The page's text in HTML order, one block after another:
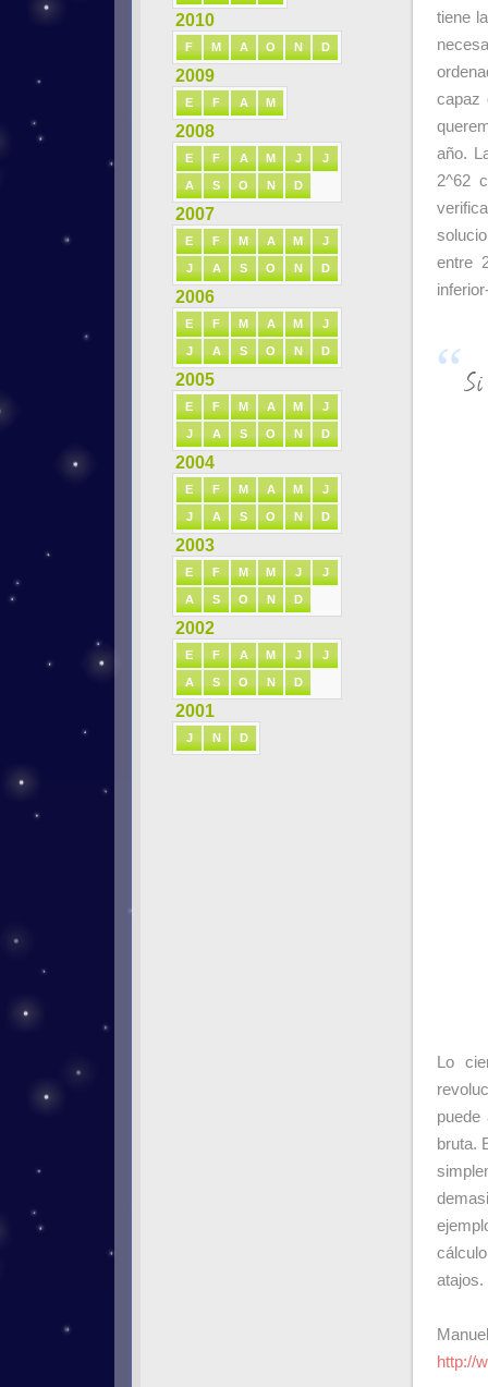
2010
F M A O N D
2009
E F A M
2008
E F A M J J
A S O N D
2007
E F M A M J
J A S O N D
2006
E F M A M J
J A S O N D
2005
E F M A M J
J A S O N D
2004
E F M A M J
J A S O N D
2003
E F M M J J
A S O N D
2002
E F A M J J
A S O N D
2001
J N D
tiene
capaz
año.
2^62
entre
Lo
puede
bruta.
atajos.
http://